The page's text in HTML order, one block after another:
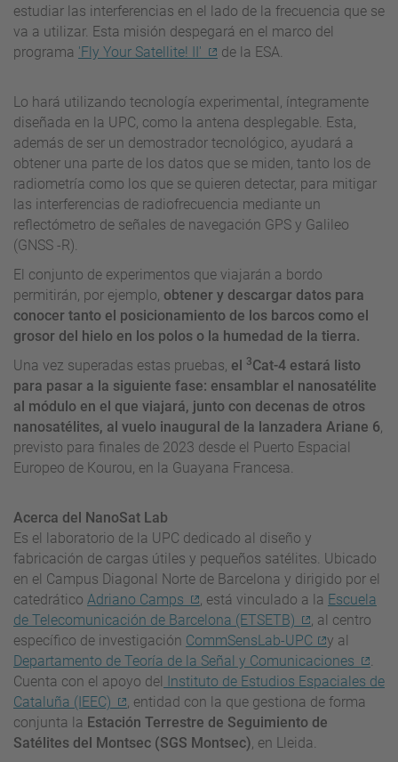
estudiar las interferencias en el lado de la frecuencia que se
va a utilizar. Esta misión despegará en el marco del
programa 'Fly Your Satellite! II' de la ESA.
Lo hará utilizando tecnología experimental, íntegramente
diseñada en la UPC, como la antena desplegable. Esta,
además de ser un demostrador tecnológico, ayudará a
obtener una parte de los datos que se miden, tanto los de
radiometría como los que se quieren detectar, para mitigar
las interferencias de radiofrecuencia mediante un
reflectómetro de señales de navegación GPS y Galileo
(GNSS -R).
El conjunto de experimentos que viajarán a bordo
permitirán, por ejemplo, obtener y descargar datos para
conocer tanto el posicionamiento de los barcos como el
grosor del hielo en los polos o la humedad de la tierra.
Una vez superadas estas pruebas, el 3Cat-4 estará listo
para pasar a la siguiente fase: ensamblar el nanosatélite
al módulo en el que viajará, junto con decenas de otros
nanosatélites, al vuelo inaugural de la lanzadera Ariane 6,
previsto para finales de 2023 desde el Puerto Espacial
Europeo de Kourou, en la Guayana Francesa.
Acerca del NanoSat Lab
Es el laboratorio de la UPC dedicado al diseño y
fabricación de cargas útiles y pequeños satélites. Ubicado
en el Campus Diagonal Norte de Barcelona y dirigido por el
catedrático Adriano Camps , está vinculado a la Escuela
de Telecomunicación de Barcelona (ETSETB)
, al centro
específico de investigación CommSensLab-UPC
y al
Departamento de Teoría de la Señal y Comunicaciones
.
Cuenta con el apoyo del Instituto de Estudios Espaciales de
Cataluña (IEEC)
, entidad con la que gestiona de forma
conjunta la Estación Terrestre de Seguimiento de
Satélites del Montsec (SGS Montsec), en Lleida.